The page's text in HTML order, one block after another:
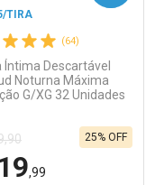
Desconto
24,29/cada
sem Desconto
(64)
TIRA
Íntima Descartável
Noturna Máxima
G/XG 32 Unidades
,99
25% OFF